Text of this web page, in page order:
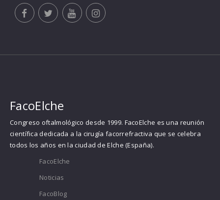
FacoElche
Congreso oftalmológico desde 1999. FacoElche es una reunión
científica dedicada a la cirugía facorrefractiva que se celebra
todos los años en la ciudad de Elche (España).
FacoElche
Noticias
FacoBlog